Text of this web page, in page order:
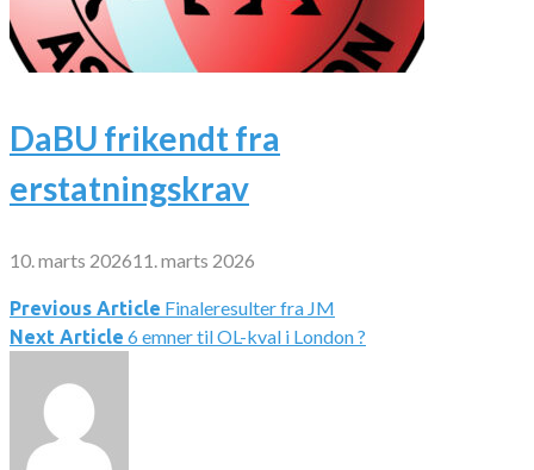
DaBU frikendt fra
erstatningskrav
10. marts 202611. marts 2026
Indlægsnavigation
Previous Article Finaleresulter fra JM
Next Article 6 emner til OL-kval i London ?